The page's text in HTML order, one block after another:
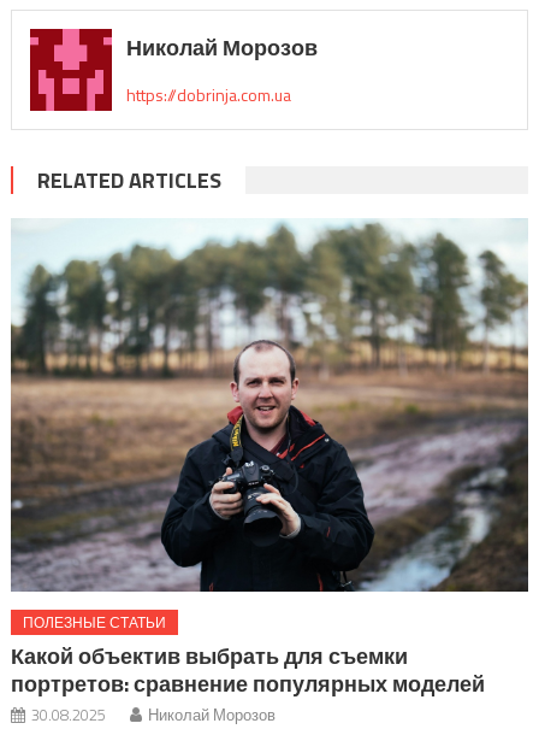
Николай Морозов
https://dobrinja.com.ua
RELATED ARTICLES
ПОЛЕЗНЫЕ СТАТЬИ
Какой объектив выбрать для съемки
портретов: сравнение популярных моделей
30.08.2025 Николай Морозов